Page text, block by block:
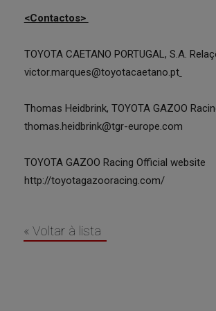
<Contactos>
TOYOTA CAETANO PORTUGAL, S.A.
victor.marques@toyotacaetano.pt
Thomas Heidbrink, TOYOTA GAZOO
thomas.heidbrink@tgr-europe.com
TOYOTA GAZOO Racing Official website
http://toyotagazooracing.com/
« Voltar à lista